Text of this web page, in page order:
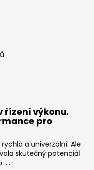
řízení výkonu.
pro
a univerzální. Ale
skutečný potenciál
...